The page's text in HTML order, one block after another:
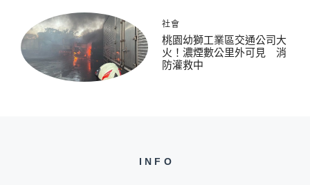
社會
桃園幼獅工業區交通公司大
火！濃煙數公里外可見 消
防灌救中
INFO